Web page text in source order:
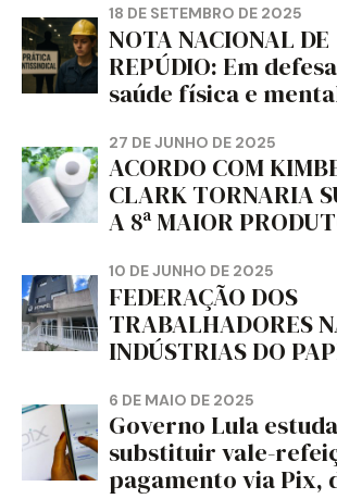
18 DE SETEMBRO DE 2025
NOTA NACIONAL DE
REPÚDIO: Em defesa da
saúde física e
da dignidade sindical.
27 DE JUNHO DE 2025
ACORDO COM
CLARK TORNARIA
A 8ª MAIOR
MUNDO, DIZ FITCH
10 DE JUNHO DE 2025
FEDERAÇÃO DOS
TRABALHADORES
INDÚSTRIAS DO
CORTIÇA E
PAPEL DO ESTADO
PARANÁ –
6 DE MAIO DE 2025
Governo Lula estuda
substituir vale-
pagamento via Pix,